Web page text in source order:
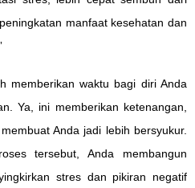
manfaat kesehatan dan
memberikan waktu bagi diri Anda
Ya, ini memberikan ketenangan,
Anda jadi lebih bersyukur.
tersebut, Anda membangun
stres dan pikiran negatif